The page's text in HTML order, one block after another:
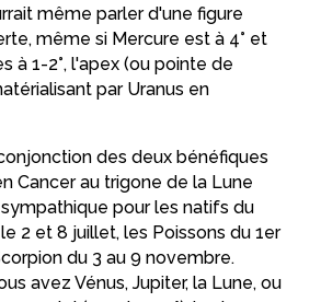
même parler d'une figure
même si Mercure est à 4° et
à 1-2°, l'apex (ou pointe de
par Uranus en
des deux bénéfiques
Cancer au trigone de la Lune
pour les natifs du
2 et 8 juillet, les Poissons du 1er
du 3 au 9 novembre.
avez Vénus, Jupiter, la Lune, ou